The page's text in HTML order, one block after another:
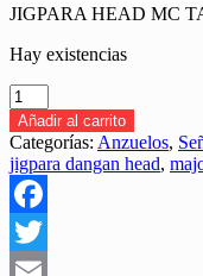
JIGPARA HEAD MC
Hay existencias
JIGPARA
MC
TACKLE
HEAD
DANGAN
5GR
HOOK
Nº2
de
Añadir al carrito
Categorías: Anzuelos,
jigpara dangan head,
Facebook
Twitter